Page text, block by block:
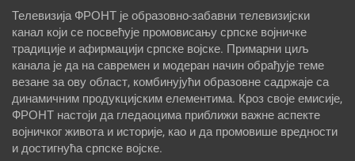
Телевизија ФРОНТ је образовно-забавни телевизијски
канал који се посвећује промовисању српске војничке
традиције и афирмацији српске војске. Примарни циљ
канала је да на савремен и модеран начин обрађује теме
везане за ову област, комбинујући образовне садржаје са
динамичним продукцијским елементима. Кроз своје емисије,
ФРОНТ настоји да гледаоцима приближи важне аспекте
војничког живота и историје, као и да промовише вредности
и достигнућа српске војске.